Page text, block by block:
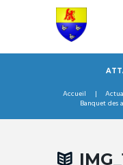
Accueil
Banquet des